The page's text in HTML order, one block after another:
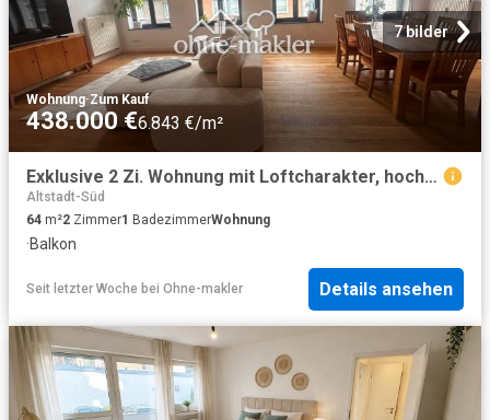
7 bilder
Wohnung·Zum Kauf
438.000 €6.843 €/m²
Exklusive 2 Zi. Wohnung mit Loftcharakter, hochwertig ausgestattet – Top Lage Kölner Altstadt
Altstadt-Süd
64 m²2 Zimmer1 BadezimmerWohnung
·Balkon
Seit letzter Woche bei Ohne-makler Details ansehen